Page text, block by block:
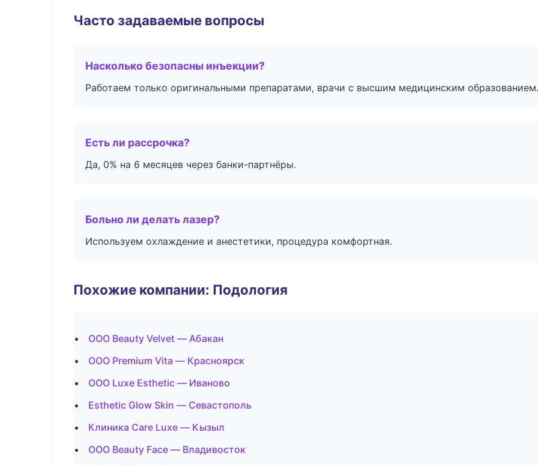
Часто задаваемые вопросы
Насколько безопасны инъекции?
Работаем только оригинальными препаратами, врачи с высшим медицинским образованием.
Есть ли рассрочка?
Да, 0% на 6 месяцев через банки-партнёры.
Больно ли делать лазер?
Используем охлаждение и анестетики, процедура комфортная.
Похожие компании: Подология
ООО Beauty Velvet — Абакан
ООО Premium Vita — Красноярск
ООО Luxe Esthetic — Иваново
Esthetic Glow Skin — Севастополь
Клиника Care Luxe — Кызыл
ООО Beauty Face — Владивосток